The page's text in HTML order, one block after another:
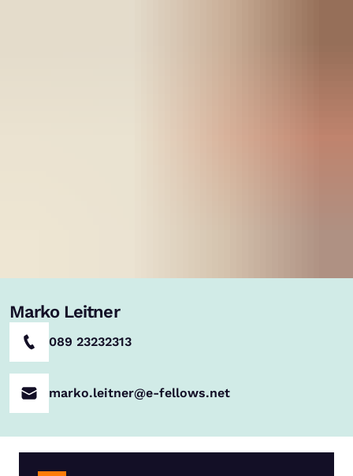
Marko Leitner
089 23232313
marko.leitner@e-fellows.net